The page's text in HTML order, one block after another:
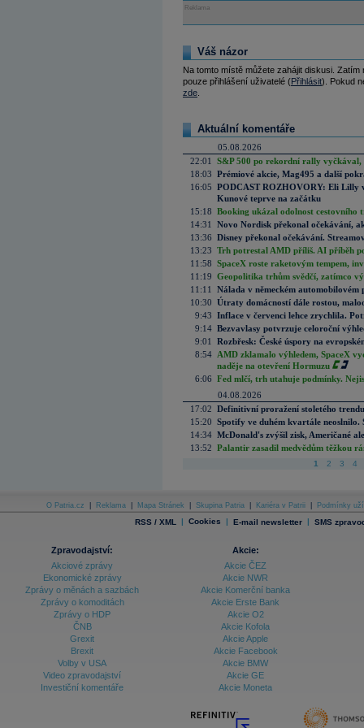
Reklama
Váš názor
Na tomto místě můžete zahájit diskusi.
pouze přihlášení uživatelé (Přihlásit). Pokud
zde
Aktuální komentáře
05.08.2026
22:01
S&P 500 po rekordní rally vyčkával,
18:03 Prémiové akcie, Mag495 a další
16:05 PODCAST ROZHOVORY: Eli Lilly
Kunové teprve na začátku
15:18 Booking ukázal odolnost cestovního
14:31
Novo Nordisk překonal očekávání,
13:36 Disney překonal očekávání.
13:23 Trh potrestal AMD příliš. AI příběh
11:58 SpaceX roste raketovým tempem,
11:19 Geopolitika trhům svědčí, zatímco
11:11
Nálada v německém automobilovém
10:30 Útraty domácností dále rostou,
9:43 Inflace v červenci lehce zrychlila.
9:14 Bezvavlasy potvrzuje celoroční
9:01
Rozbřesk: České úspory na
8:54 AMD zklamalo výhledem, SpaceX
naděje na otevření Hormuzu
6:06 Fed mlčí, trh utahuje podmínky.
04.08.2026
17:02 Definitivní proražení stoletého
15:20 Spotify ve duhém kvartále neoslnilo.
14:34 McDonald's zvýšil zisk, Američané
13:52 Palantir zasadil medvědům těžkou
1 2 3 4
O Patria.cz Reklama Mapa Stránek Skupina Patria Kariéra v Patrii Podmínky
RSS / XML | Cookies | E-mail newsletter | SMS
Zpravodajství:
Akciové zprávy
Ekonomické zprávy
Zprávy o měnách a sazbách
Zprávy o komoditách
Zprávy o HDP
ČNB
Grexit
Brexit
Volby v USA
Video zpravodajství
Investiční komentáře
Akcie:
Akcie ČEZ
Akcie NWR
Akcie Komerční banka
Akcie Erste Bank
Akcie O2
Akcie Kofola
Akcie Apple
Akcie Facebook
Akcie BMW
Akcie GE
Akcie Moneta